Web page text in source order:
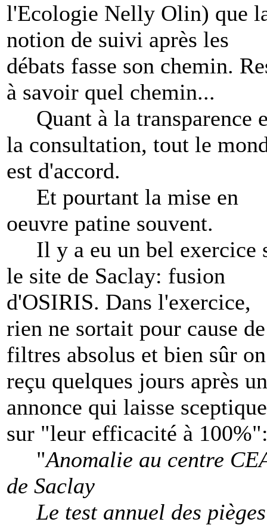
l'Ecologie Nelly Olin) que
notion de suivi après les
débats fasse son chemin.
à savoir quel chemin...
Quant à la transparence
la consultation, tout le
est d'accord.
Et pourtant la mise en
oeuvre patine souvent.
Il y a eu un bel exercice
le site de Saclay: fusion
d'OSIRIS. Dans l'exercice,
rien ne sortait pour cause de
filtres absolus et bien sûr
reçu quelques jours après
annonce qui laisse sceptique
sur "leur efficacité à
"Anomalie au centre
de Saclay
Le test annuel des